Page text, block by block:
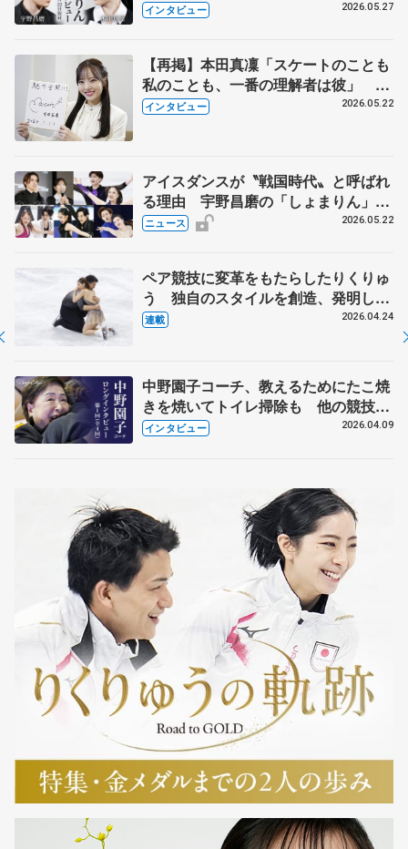
田真凜の覚悟
インタビュー 2026.05.27
【再掲】本田真凜「スケートのことも
私のことも、一番の理解者は彼」 引
退時の単独インタビューで語った競技
インタビュー 2026.05.22
アイスダンスが〝戦国時代〟と呼ばれ
る理由 宇野昌磨の「しょまりん」ら
実力者が相次いで参戦 国内の競争激
ニュース 2026.05.22
ペア競技に変革をもたらしたりくりゅ
う 独自のスタイルを創造、発明した
【引退発表後②】
連載 2026.04.24
中野園子コーチ、教えるためにたこ焼
きを焼いてトイレ掃除も 他の競技に
も通用するという坂本花織の筋肉
インタビュー 2026.04.09